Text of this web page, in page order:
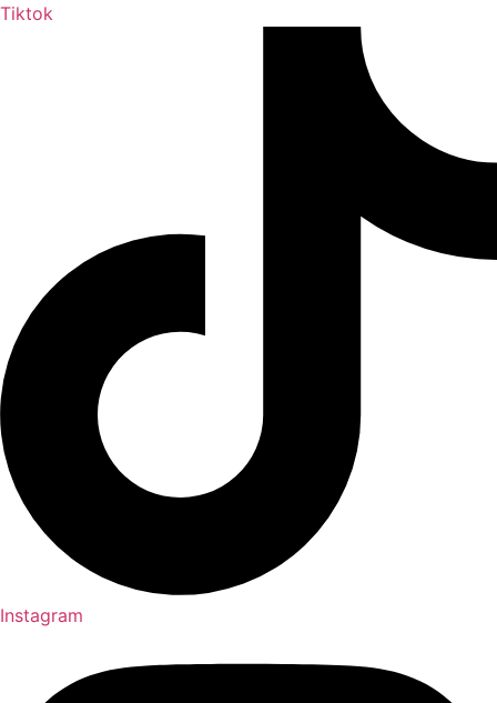
Tiktok
Instagram